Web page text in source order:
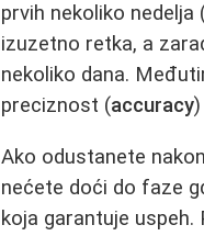
prvih nekoliko
izuzetno retka, a
nekoliko dana.
preciznost (accuracy
Ako odustanete
nećete doći do faze
koja garantuje